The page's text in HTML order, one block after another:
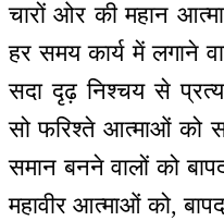
चारों ओर की महान
हर समय कार्य में लगाने
सदा दृढ़ निश्चय से
सो फरिश्ते आत्माओं को
समान बनने वालों को
महावीर आत्माओं को,